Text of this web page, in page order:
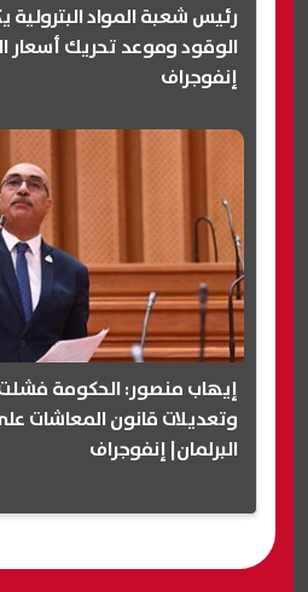
رئيس شعبة المواد
الوقود وموعد تحريك أسعار
إنفوجراف
وتعديلات قانون المعاشات
البرلمان| إنفوجراف